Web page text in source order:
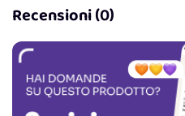
Recensioni (0)